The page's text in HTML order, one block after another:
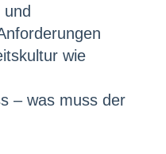
wie
– was muss der